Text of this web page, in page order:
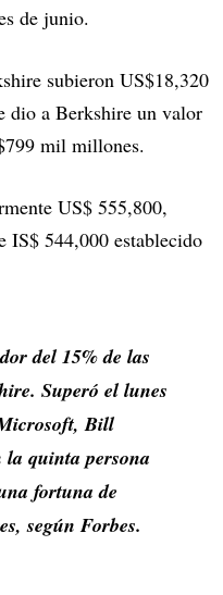
de junio.
subieron US$18,320
dio a Berkshire un valor
mil millones.
US$ 555,800,
IS$ 544,000 establecido
del 15% de las
Superó el lunes
Bill
la quinta persona
fortuna de
según Forbes.